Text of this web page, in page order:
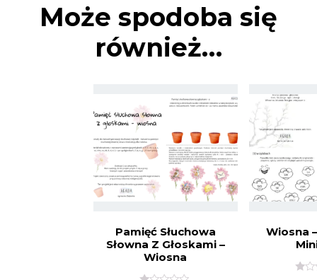
Może spodoba się
również…
Pamięć Słuchowa
Słowna Z Głoskami –
Wiosna
Wiosna